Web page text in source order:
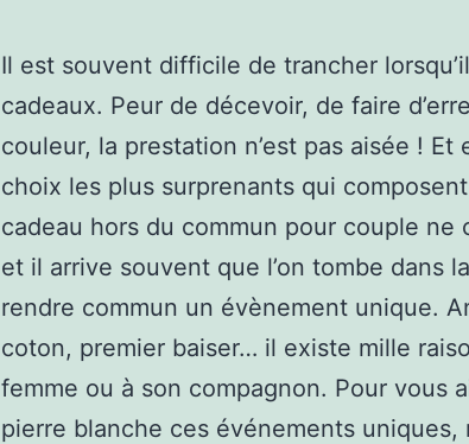
Il est souvent difficile de trancher
cadeaux. Peur de décevoir, de faire
couleur, la prestation n’est pas aisée !
choix les plus surprenants qui
cadeau hors du commun pour couple ne
et il arrive souvent que l’on tombe dans
rendre commun un évènement unique.
coton, premier baiser… il existe mille
femme ou à son compagnon. Pour vous
pierre blanche ces événements uniques,